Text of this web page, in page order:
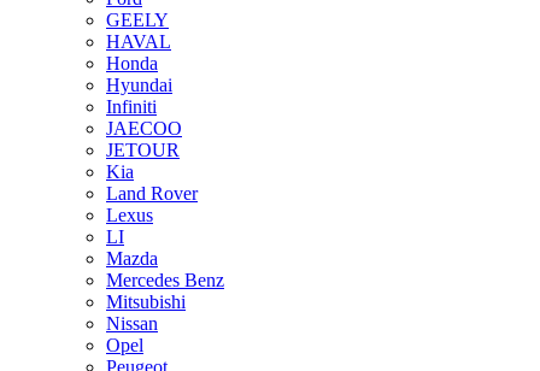
GEELY
HAVAL
Honda
Hyundai
Infiniti
JAECOO
JETOUR
Kia
Land Rover
Lexus
LI
Mazda
Mercedes Benz
Mitsubishi
Nissan
Opel
Peugeot